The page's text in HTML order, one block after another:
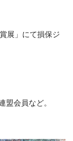
展」にて損保ジ
会員など。